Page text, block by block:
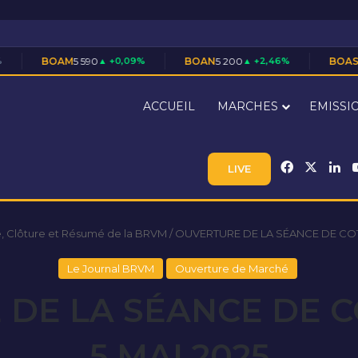
5 590 ▲ +0,09% BOAN5 200 ▲ +2,46% BOAS7 710 ▲ +1,45%
ACCUEIL MARCHES
LIVE Facebook
Clôture et Résumé de la BRVM / OUVERTURE DE LA SÉANCE DE
Le Journal BRVM Ouverture de Marché